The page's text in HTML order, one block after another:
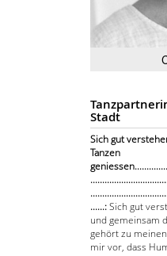
Stadt
Sich gut
Tanzen
......:Sich gut
und gemeinsam
gehört zu
mir vor, dass